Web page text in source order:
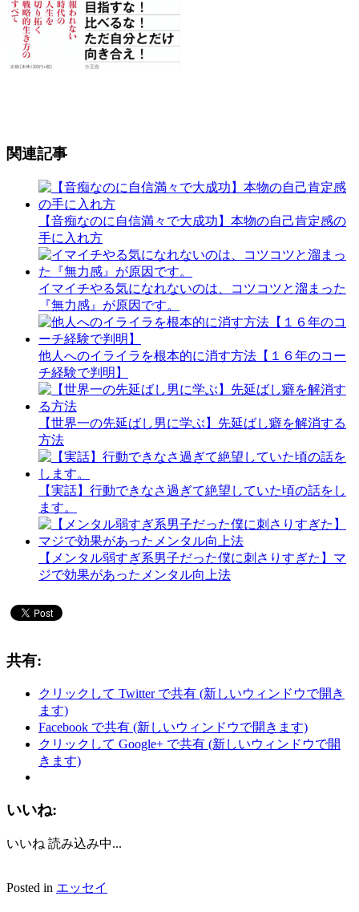
関連記事
【音痴なのに自信満々で大成功】本物の自己肯定感の
手に入れ方
イマイチやる気になれないのは、コツコツと溜まった
『無力感』が原因です。
他人へのイライラを根本的に消す方法【１６年のコー
チ経験で判明】
【世界一の先延ばし男に学ぶ】先延ばし癖を解消する
方法
【実話】行動できなさ過ぎて絶望していた頃の話をし
ます。
【メンタル弱すぎ系男子だった僕に刺さりすぎた】マ
ジで効果があったメンタル向上法
共有:
クリックして Twitter で共有 (新しいウィンドウで開き
ます)
Facebook で共有 (新しいウィンドウで開きます)
クリックして Google+ で共有 (新しいウィンドウで開
きます)
いいね:
いいね 読み込み中...
Posted in エッセイ